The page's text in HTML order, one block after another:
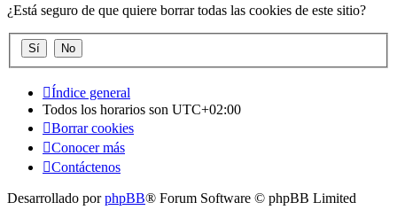
¿Está seguro de que quiere borrar todas las cookies de este sitio?
Índice general
Todos los horarios son UTC+02:00
Borrar cookies
Conocer más
Contáctenos
Desarrollado porphpBB® Forum Software © phpBB Limited